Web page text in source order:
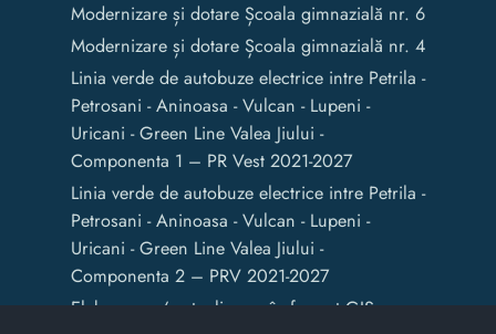
Modernizare și dotare Școala gimnazială nr. 6
Modernizare și dotare Școala gimnazială nr. 4
Linia verde de autobuze electrice intre Petrila -
Petrosani - Aninoasa - Vulcan - Lupeni -
Uricani - Green Line Valea Jiului -
Componenta 1 – PR Vest 2021-2027
Linia verde de autobuze electrice intre Petrila -
Petrosani - Aninoasa - Vulcan - Lupeni -
Uricani - Green Line Valea Jiului -
Componenta 2 – PRV 2021-2027
Elaborarea / actualizarea în format GIS a